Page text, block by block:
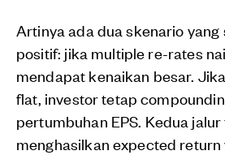
Artinya ada dua skenario yang
positif: jika multiple re-rates
mendapat kenaikan besar.
flat, investor tetap
pertumbuhan EPS. Kedua
menghasilkan expected return